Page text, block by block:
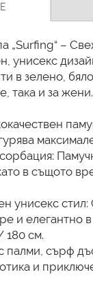
„Surfing“ –
унисекс
в зелено,
така и за жени.
в същото
унисекс
и елегантно
180 см.
палми, сърф
и